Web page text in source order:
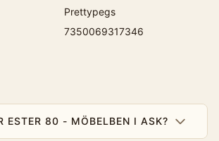
Prettypegs
7350069317346
ESTER 80 - MÖBELBEN I ASK?